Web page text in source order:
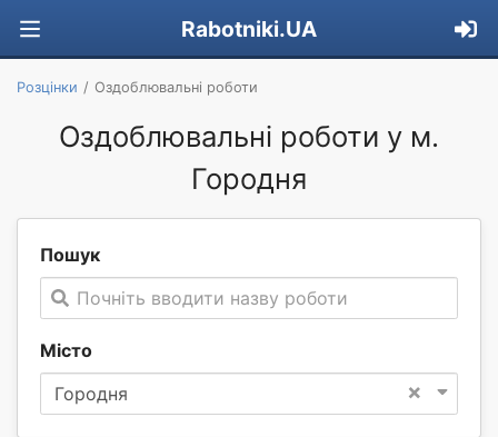
Rabotniki.UA
Розцінки Оздоблювальні роботи
Оздоблювальні роботи у м.
Городня
Пошук
Почніть вводити назву роботи
Місто
×
Городня